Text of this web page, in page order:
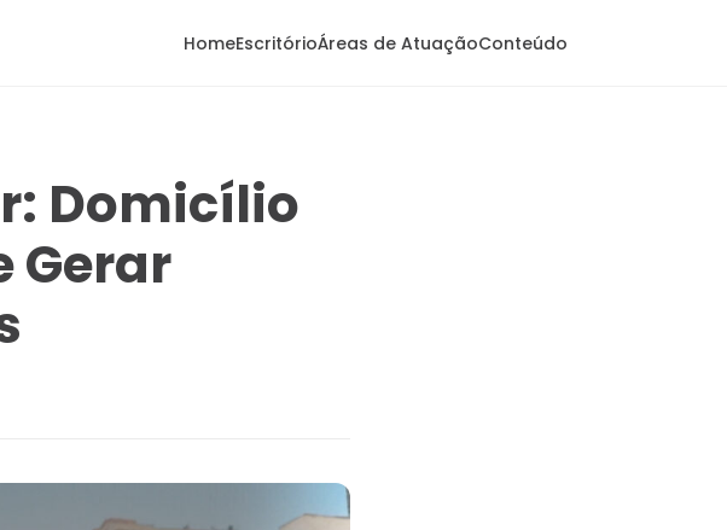
HomeEscritórioÁreas de AtuaçãoConteúdo
Domicílio
Gerar